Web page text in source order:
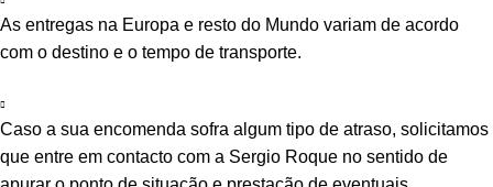
As entregas na Europa e resto do Mundo variam de acordo
com o destino e o tempo de transporte.
Caso a sua encomenda sofra algum tipo de atraso, solicitamos
que entre em contacto com a Sergio Roque no sentido de